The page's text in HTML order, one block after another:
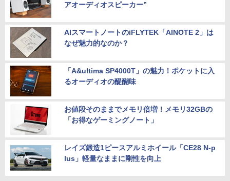
アオーディオスピーカー”
AIスマートノートのiFLYTEK「AINOTE 2」は
なぜ魅力的なのか？
「A&ultima SP4000T」の魅力！ポケットに入
るオーディオの醍醐味
お値段そのままでメモリ倍増！メモリ32GBの
「お得なゲーミングノート」
レイズ鍛造1ピースアルミホイール「CE28 N-p
lus」軽量なままに剛性を向上